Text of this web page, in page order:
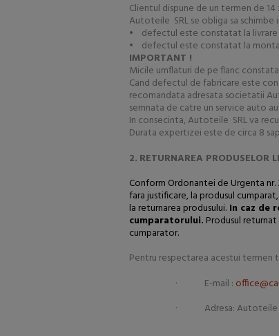
Clientul dispune de un termen de
Autoteile SRL se obliga sa
• defectul este constatat la livrare
• defectul este constatat la
IMPORTANT !
Micile umflaturi de pe flanc
Cand defectul de fabricare este
recomandata adresata societatii
semnata de catre un service auto
In consecinta, Autoteile SRL va
Durata expertizei este de circa 8
2. RETURNAREA PRODUSELOR
Conform Ordonantei de Urgenta
fara justificare, la produsul
la returnarea produsului. In caz de
cumparatorului. Produsul
cumparator.
Pentru respectarea acestui
· E-mail :
· Adresa: Autoteile